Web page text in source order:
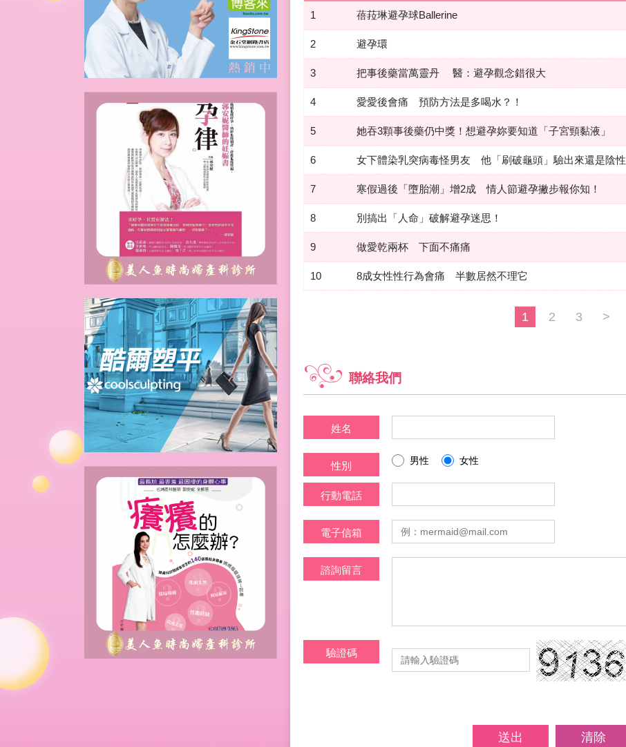
1 蓓菈琳避孕球Ballerine
2 避孕環
3 把事後藥當萬靈丹 醫：避孕觀念錯很大
4 愛愛後會痛 預防方法是多喝水？！
5 她吞3顆事後藥仍中獎！想避孕妳要知道「子宮頸黏液」
6 女下體染乳突病毒怪男友 他「刷破龜頭」驗出來還是陰性
7 寒假過後「墮胎潮」增2成 情人節避孕撇步報你知！
8 別搞出「人命」破解避孕迷思！
9 做愛乾兩杯 下面不痛痛
10 8成女性性行為會痛 半數居然不理它
1 2 3 >
聯絡我們
姓名
性別 男性 女性
行動電話
電子信箱
諮詢留言
驗證碼
送出 清除